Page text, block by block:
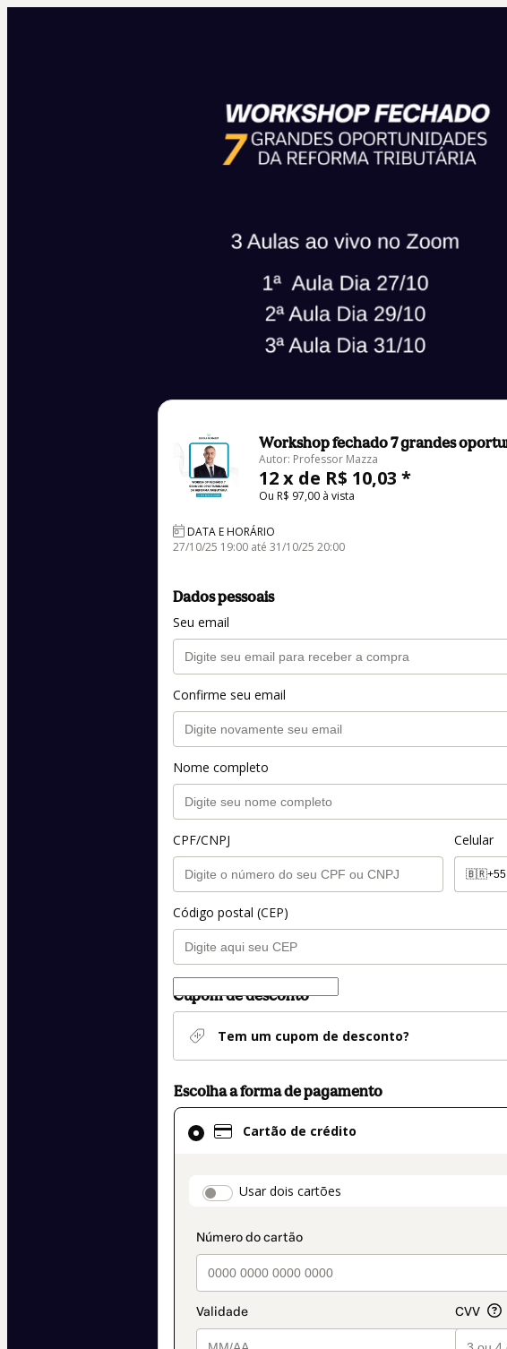
Workshop fechado 7 grandes
Autor: Professor Mazza
12 x de R$ 10,03 *
Ou R$ 97,00 à vista
DATA E HORÁRIO
27/10/25 19:00 até 31/10/25 20:00
Dados pessoais
Seu email
Confirme seu email
Nome completo
CPF/CNPJ Celular
🇧🇷+55
Código postal (CEP)
Cupom de desconto
Tem um cupom de desconto?
Escolha a forma de pagamento
Cartão de crédito
payment_data.section_title_v2
Usar dois cartões
Cartão
de
como
pagamento